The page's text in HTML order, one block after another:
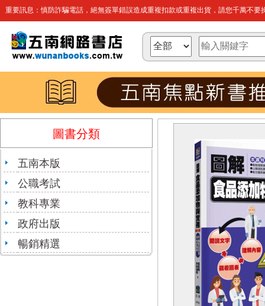
重要訊息：慎防詐騙電話，絕無簽單錯誤造成重複扣款或重複出貨，請您千萬不要
圖書分類
五南本版
公職考試
教科專業
政府出版
暢銷精選